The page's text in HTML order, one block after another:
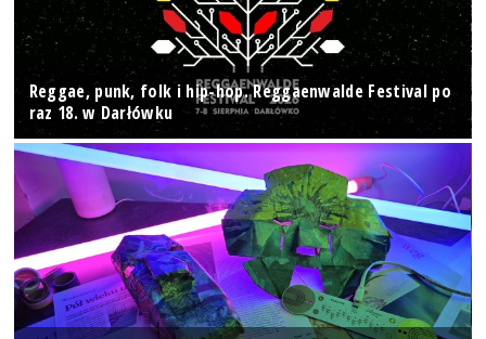
Reggae, punk, folk i hip-hop. Reggaenwalde Festival po
raz 18. w Darłówku